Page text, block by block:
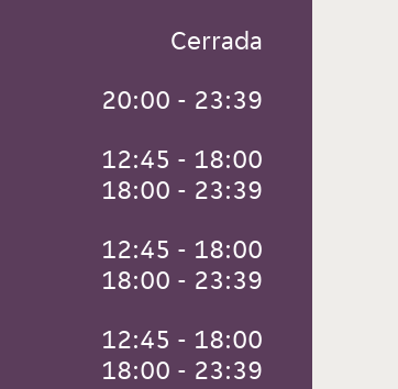
Cerrada
20:00 - 23:39
12:45 - 18:00
18:00 - 23:39
12:45 - 18:00
18:00 - 23:39
12:45 - 18:00
18:00 - 23:39